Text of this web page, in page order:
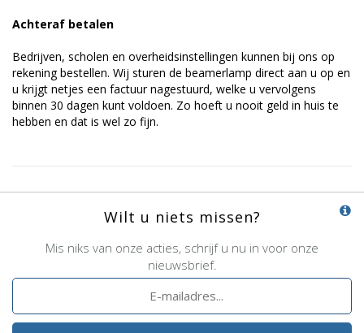
Achteraf betalen
Bedrijven, scholen en overheidsinstellingen kunnen bij ons op
rekening bestellen. Wij sturen de beamerlamp direct aan u op en
u krijgt netjes een factuur nagestuurd, welke u vervolgens
binnen 30 dagen kunt voldoen. Zo hoeft u nooit geld in huis te
hebben en dat is wel zo fijn.
Wilt u niets missen?
Mis niks van onze acties, schrijf u nu in voor onze
nieuwsbrief.